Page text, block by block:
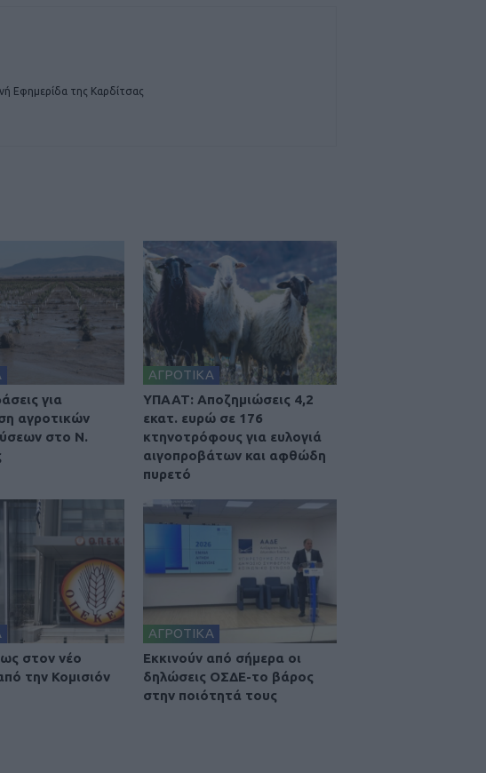
Εφημερίδα της Καρδίτσας
για
αγροτικών
στο Ν.
ΑΓΡΟΤΙΚΑ
ΥΠΑΑΤ: Αποζημιώσεις 4,2
εκατ. ευρώ σε 176
κτηνοτρόφους για ευλογιά
αιγοπροβάτων και αφθώδη
πυρετό
στον νέο
την Κομισιόν
ΑΓΡΟΤΙΚΑ
Εκκινούν από σήμερα οι
δηλώσεις ΟΣΔΕ-το βάρος
στην ποιότητά τους